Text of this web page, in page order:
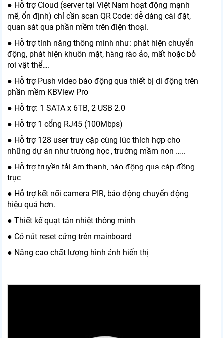
● Hỗ trợ Cloud (server tại Việt Nam hoạt động mạnh
mẽ, ổn định) chỉ cần scan QR Code: dễ dàng cài đặt,
quan sát qua phần mềm trên điện thoại.
● Hỗ trợ tính năng thông minh như: phát hiện chuyển
động, phát hiện khuôn mặt, hàng rào ảo, mất hoặc bỏ
rơi vật thể….
● Hỗ trợ Push video báo động qua thiết bị di động trên
phần mềm KBView Pro
● Hỗ trợ: 1 SATA x 6TB, 2 USB 2.0
● Hỗ trợ 1 cổng RJ45 (100Mbps)
● Hỗ trợ 128 user truy cập cùng lúc thích hợp cho
những dự án như trường học , trường mầm non …..
● Hỗ trợ truyền tải âm thanh, báo động qua cáp đồng
trục
● Hỗ trợ kết nối camera PIR, báo động chuyển động
hiệu quả hơn.
● Thiết kế quạt tản nhiệt thông minh
● Có nút reset cứng trên mainboard
● Nâng cao chất lượng hình ảnh hiển thị